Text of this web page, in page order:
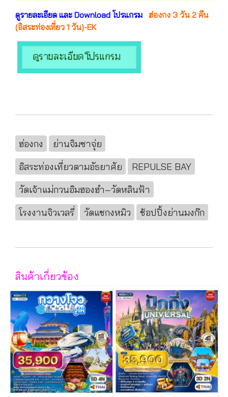
ดูรายละเอียด และ Download โปรแกรม ฮ่องกง 3 วัน 2 คืน
(อิสระท่องเที่ยว 1 วัน)-EK
ฮ่องกง
ย่านจิมซาจุ่ย
อิสระท่องเที่ยวตามอัธยาศัย
REPULSE BAY
วัดเจ้าแม่กวนอิมฮองฮำ–วัดหลินฟ้า
โรงงานจิวเวลรี่
วัดแชกงหมิว ช้อปปิ้งย่านมงก๊ก
สินค้าเกี่ยวข้อง